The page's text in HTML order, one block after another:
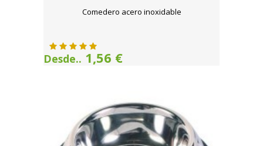
Comedero acero inoxidable
Desde.. 1,56 €